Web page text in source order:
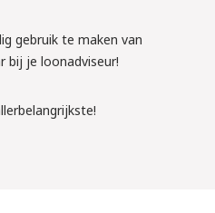
gebruik te maken van
bij je loonadviseur!